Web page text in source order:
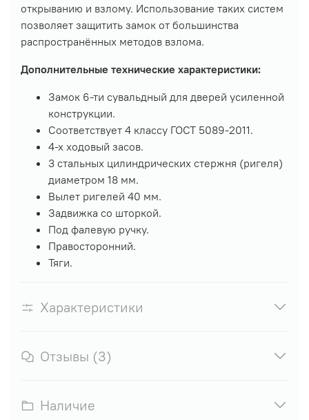
открыванию и взлому. Использование таких систем
позволяет защитить замок от большинства
распространённых методов взлома.
Дополнительные технические характеристики:
Замок 6-ти сувальдный для дверей усиленной
конструкции.
Соответствует 4 классу ГОСТ 5089-2011.
4-х ходовый засов.
3 стальных цилиндрических стержня (ригеля)
диаметром 18 мм.
Вылет ригелей 40 мм.
Задвижка со шторкой.
Под фалевую ручку.
Правосторонний.
Тяги.
Характеристики
Отзывы (3)
Наличие